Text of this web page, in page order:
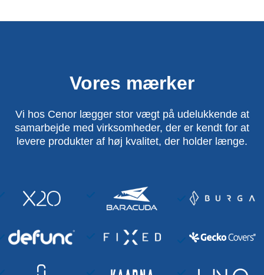
Vores mærker
Vi hos Cenor lægger stor vægt på udelukkende at
samarbejde med virksomheder, der er kendt for at
levere produkter af høj kvalitet, der holder længe.